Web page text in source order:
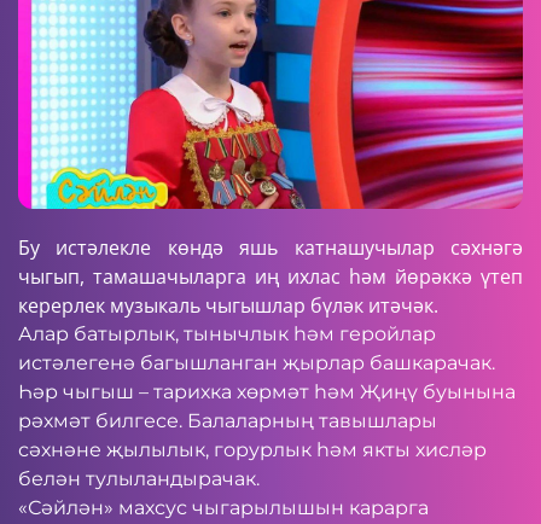
Бу истәлекле көндә яшь катнашучылар сәхнәгә
чыгып, тамашачыларга иң ихлас һәм йөрәккә үтеп
керерлек музыкаль чыгышлар бүләк итәчәк.
Алар батырлык, тынычлык һәм геройлар
истәлегенә багышланган җырлар башкарачак.
Һәр чыгыш – тарихка хөрмәт һәм Җиңү буынына
рәхмәт билгесе. Балаларның тавышлары
сәхнәне җылылык, горурлык һәм якты хисләр
белән тулыландырачак.
«Сәйлән» махсус чыгарылышын карарга